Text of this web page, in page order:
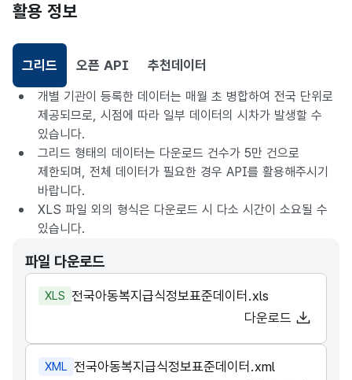
활용 정보
그리드
선택됨
오픈 API 추천데이터
개별 기관이 등록한 데이터는 매월 초 병합하여 전국 단위로
제공되므로, 시점에 따라 일부 데이터의 시차가 발생할 수
있습니다.
그리드 형태의 데이터는 다운로드 건수가 5만 건으로
제한되며, 전체 데이터가 필요한 경우 API를 활용해주시기
바랍니다.
XLS 파일 외의 형식은 다운로드 시 다소 시간이 소요될 수
있습니다.
파일 다운로드
XLS 전국아동복지급식정보표준데이터.xls
다운로드
XML 전국아동복지급식정보표준데이터.xml